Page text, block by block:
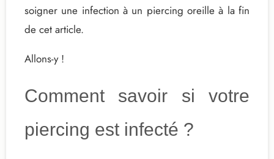
soigner une infection à un piercing oreille à la fin
de cet article.
Allons-y !
Comment savoir si votre
piercing est infecté ?